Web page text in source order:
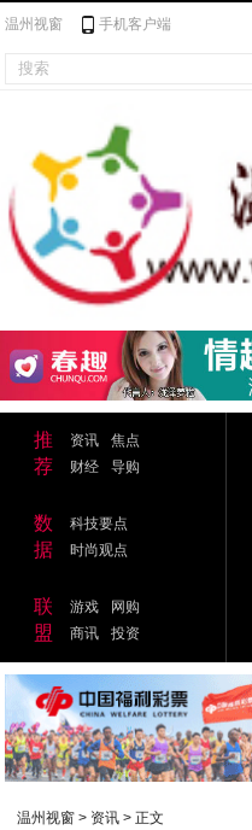
温州视窗 手机客户端
推
荐
资讯
焦点
财经
导购
数
据
科技要点
时尚观点
联
盟
游戏
网购
商讯
投资
温州视窗 > 资讯 > 正文